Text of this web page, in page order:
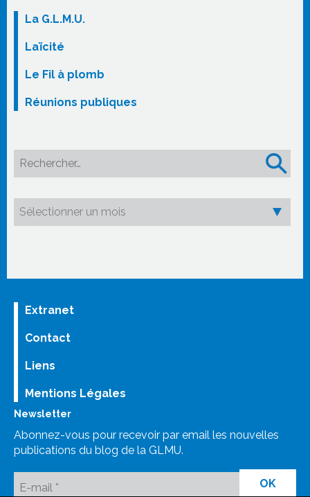
La G.L.M.U.
Laïcité
Le Fil à plomb
Réunions publiques
Rechercher :
Extranet
Contact
Liens
Mentions Légales
Newsletter
Abonnez-vous pour recevoir par email les nouvelles
publications du blog de la GLMU.